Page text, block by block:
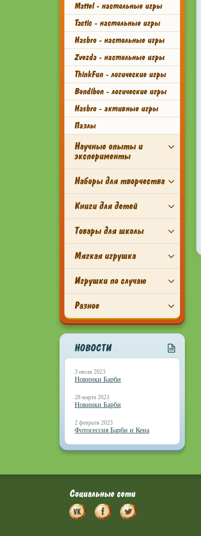
Mattel - настольные игры
Tactic - настольные игры
Hasbro - настольные игры
Zvezda - настольные игры
ThinkFun - логические игры
Bondibon - логические игры
Hasbro - активные игры
Пазлы
Научные опыты и
эксперименты
Наборы для творчества
Книги для детей
Товары для школы
Мягкая игрушка
Игрушки по случаю
Разное
НОВОСТИ
3 июля 2023
Новинки Барби
28 марта 2023
Новинки Барби
2 февраля 2023
Фотосессия Барби и Кена
Социальные сети